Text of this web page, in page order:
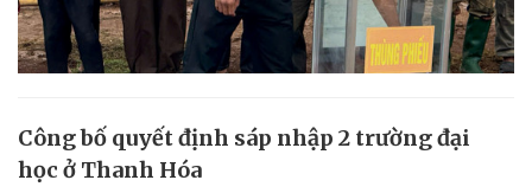
Công bố quyết định sáp nhập 2 trường đại
học ở Thanh Hóa